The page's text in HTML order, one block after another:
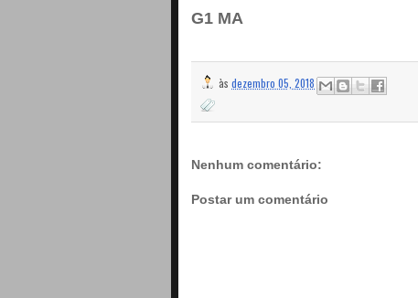
G1 MA
às dezembro 05, 2018
Nenhum comentário:
Postar um comentário